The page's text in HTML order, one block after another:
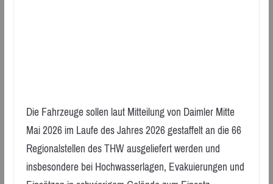
Die Fahrzeuge sollen laut Mitteilung von Daimler Mitte
Mai 2026 im Laufe des Jahres 2026 gestaffelt an die 66
Regionalstellen des THW ausgeliefert werden und
insbesondere bei Hochwasserlagen, Evakuierungen und